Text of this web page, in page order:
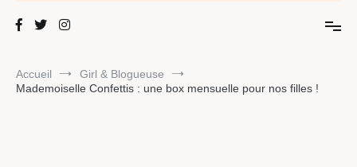
Maman Chou
Accueil
Girl & Blogueuse
Mademoiselle Confettis : une box mensuelle pour nos filles !